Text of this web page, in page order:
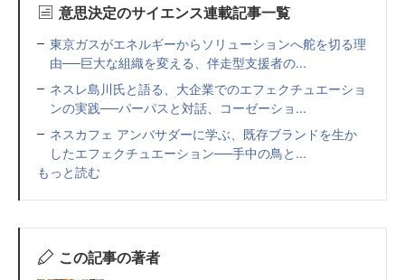
意思決定のサイエンス連載記事一覧
東京ガスがエネルギーからソリューションへ舵を切る理
由──巨大な組織を変える、伴走型支援者の...
ネスレ島川氏と語る、大企業でのエフェクチュエーショ
ンの実践──パーパスと対話、コーゼーショ...
ネスカフェ アンバサダーに学ぶ、既存ブランドを生か
したエフェクチュエーション──手中の鳥と...
もっと読む
この記事の著者